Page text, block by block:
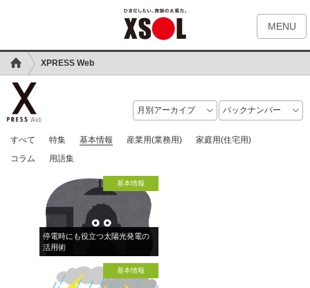
MENU
XPRESS Web
すべて 特集 基本情報 産業用(業務用)
家庭用(住宅用)
コラム
用語集
基本情報
停電時にも役立つ太陽光発電の
活用術
基本情報